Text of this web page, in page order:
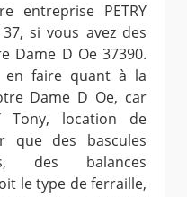
entreprise PETRY
si vous avez des
Dame D Oe 37390.
en faire quant à la
Dame D Oe, car
Tony, location de
que des bascules
des balances
le type de ferraille,